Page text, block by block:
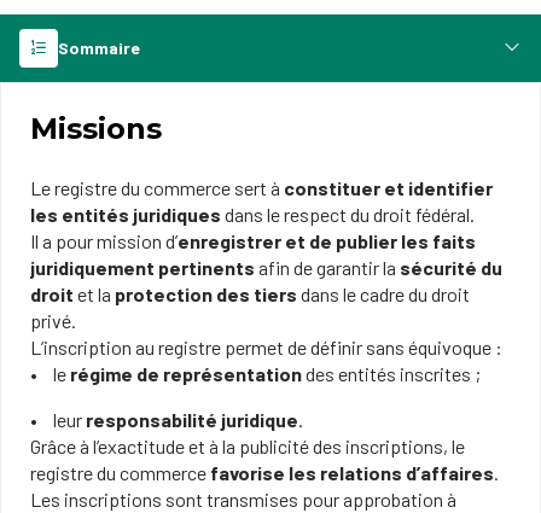
Sommaire
Missions
Le registre du commerce sert à constituer et identifier
les entités juridiques dans le respect du droit fédéral.
Il a pour mission d’enregistrer et de publier les faits
juridiquement pertinents afin de garantir la sécurité du
droit et la protection des tiers dans le cadre du droit
privé.
L’inscription au registre permet de définir sans équivoque :
le régime de représentationdes entités inscrites ;
leur responsabilité juridique.
Grâce à l’exactitude et à la publicité des inscriptions, le
registre du commerce favorise les relations d’affaires.
Les inscriptions sont transmises pour approbation à